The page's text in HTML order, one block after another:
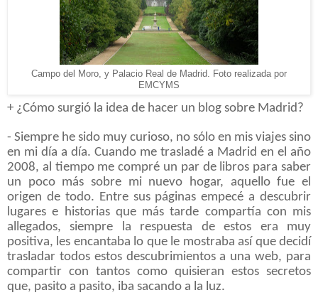
Campo del Moro, y Palacio Real de Madrid. Foto realizada por
EMCYMS
+ ¿Cómo surgió la idea de hacer un blog sobre Madrid?
- Siempre he sido muy curioso, no sólo en mis viajes sino
en mi día a día. Cuando me trasladé a Madrid en el año
2008, al tiempo me compré un par de libros para saber
un poco más sobre mi nuevo hogar, aquello fue el
origen de todo. Entre sus páginas empecé a descubrir
lugares e historias que más tarde compartía con mis
allegados, siempre la respuesta de estos era muy
positiva, les encantaba lo que le mostraba así que decidí
trasladar todos estos descubrimientos a una web, para
compartir con tantos como quisieran estos secretos
que, pasito a pasito, iba sacando a la luz.